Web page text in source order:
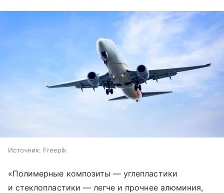
Источник: Freepik
«Полимерные композиты — углепластики
и стеклопластики — легче и прочнее алюминия,